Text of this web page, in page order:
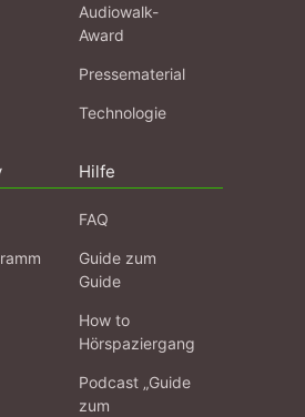
Audiowalk-
Award
Pressematerial
Technologie
Hilfe
FAQ
Guide zum
Guide
How to
Hörspaziergang
Podcast „Guide
zum